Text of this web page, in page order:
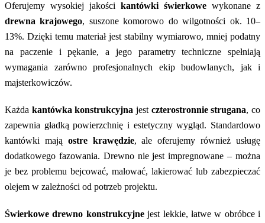
Oferujemy wysokiej jakości kantówki świerkowe wykonane z
drewna krajowego, suszone komorowo do wilgotności ok. 10–
13%. Dzięki temu materiał jest stabilny wymiarowo, mniej podatny
na paczenie i pękanie, a jego parametry techniczne spełniają
wymagania zarówno profesjonalnych ekip budowlanych, jak i
majsterkowiczów.
Każda kantówka konstrukcyjna jest czterostronnie strugana, co
zapewnia gładką powierzchnię i estetyczny wygląd. Standardowo
kantówki mają ostre krawędzie, ale oferujemy również usługę
dodatkowego fazowania. Drewno nie jest impregnowane – można
je bez problemu bejcować, malować, lakierować lub zabezpieczać
olejem w zależności od potrzeb projektu.
Świerkowe drewno konstrukcyjnejest lekkie, łatwe w obróbce i